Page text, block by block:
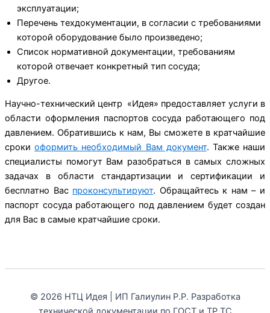
эксплуатации;
Перечень техдокументации, в согласии с требованиями
которой оборудование было произведено;
Список нормативной документации, требованиям
которой отвечает конкретный тип сосуда;
Другое.
Научно-технический центр «Идея» предоставляет услуги в
области оформления паспортов сосуда работающего под
давлением. Обратившись к нам, Вы сможете в кратчайшие
срокиоформить необходимый Вам документ. Также наши
специалисты помогут Вам разобраться в самых сложных
задачах в области стандартизации и сертификации и
бесплатно Вас проконсультируют. Обращайтесь к нам – и
паспорт сосуда работающего под давлением будет создан
для Вас в самые кратчайшие сроки.
© 2026 НТЦ Идея | ИП Галиулин Р.Р. Разработка